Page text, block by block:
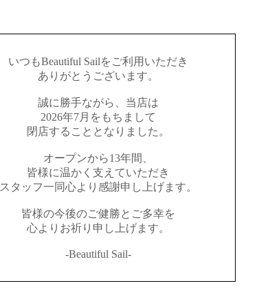
いつもBeautiful Sailをご利用いただき
ありがとうございます。
誠に勝手ながら、当店は
2026年7月をもちまして
閉店することとなりました。
オープンから13年間、
皆様に温かく支えていただき
スタッフ一同心より感謝申し上げます。
皆様の今後のご健勝とご多幸を
心よりお祈り申し上げます。
-Beautiful Sail-